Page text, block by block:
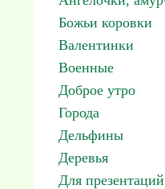
Божьи коровки
Валентинки
Военные
Доброе утро
Города
Дельфины
Деревья
Для